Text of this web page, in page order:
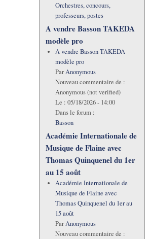
Orchestres, concours,
professeurs, postes
A vendre Basson TAKEDA
modèle pro
A vendre Basson TAKEDA
modèle pro
ParAnonymous
Nouveau commentaire de :
Anonymous (not verified)
Le : 05/18/2026 - 14:00
Dans le forum :
Basson
Académie Internationale de
Musique de Flaine avec
Thomas Quinquenel du 1er
au 15 août
Académie Internationale de
Musique de Flaine avec
Thomas Quinquenel du 1er au
15 août
ParAnonymous
Nouveau commentaire de :